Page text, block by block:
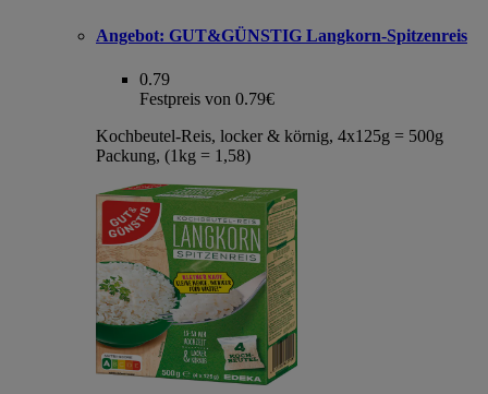
Angebot: GUT&GÜNSTIG Langkorn-Spitzenreis
0.79
Festpreis von 0.79€
Kochbeutel-Reis, locker & körnig, 4x125g = 500g
Packung, (1kg = 1,58)